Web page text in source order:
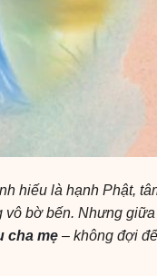
hiếu là hạnh Phật,
bờ bến. Nhưng
cha mẹ – không đợi